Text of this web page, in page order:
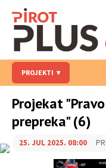
PROJEKTI
Projekat
prepreka" (6)
25. JUL 2025. 08:00